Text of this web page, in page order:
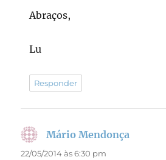
Abraços,
Lu
Responder
Mário Mendonça
22/05/2014 às 6:30 pm